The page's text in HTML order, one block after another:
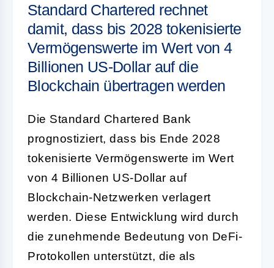
Standard Chartered rechnet
damit, dass bis 2028 tokenisierte
Vermögenswerte im Wert von 4
Billionen US-Dollar auf die
Blockchain übertragen werden
Die Standard Chartered Bank
prognostiziert, dass bis Ende 2028
tokenisierte Vermögenswerte im Wert
von 4 Billionen US-Dollar auf
Blockchain-Netzwerken verlagert
werden. Diese Entwicklung wird durch
die zunehmende Bedeutung von DeFi-
Protokollen unterstützt, die als